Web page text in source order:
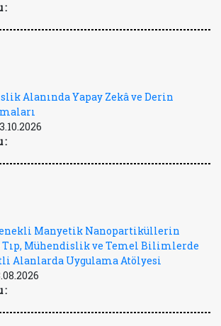
:
Alanında Yapay Zekâ ve Derin
:
Manyetik Nanopartiküllerin
Tıp, Mühendislik ve Temel Bilimlerde
Alanlarda Uygulama Atölyesi
: